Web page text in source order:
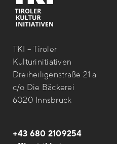
TKI – Tiroler
Kulturinitiativen
Dreiheiligenstraße 21 a
c/o Die Bäckerei
6020 Innsbruck
+43 680 2109254